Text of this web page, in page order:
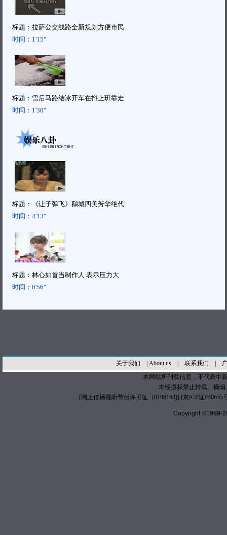
标题： 拉萨公交线路全新规划方便市民
时间： 1'15"
标题： 雪后马路结冰开车在抖上班靠走
时间： 1'30"
标题：
《让子弹飞》鹅城四美芳华绝代
时间： 4'13"
标题： 林心如首当制作人 表示压力大
时间： 0'56"
关于我们 About us| 联系我们
本网站所刊载信息，不代表中
未经授权禁止转载、摘
[网上传播视听节目许可证（0106168)] [京ICP证040655
Copyright ©1999-